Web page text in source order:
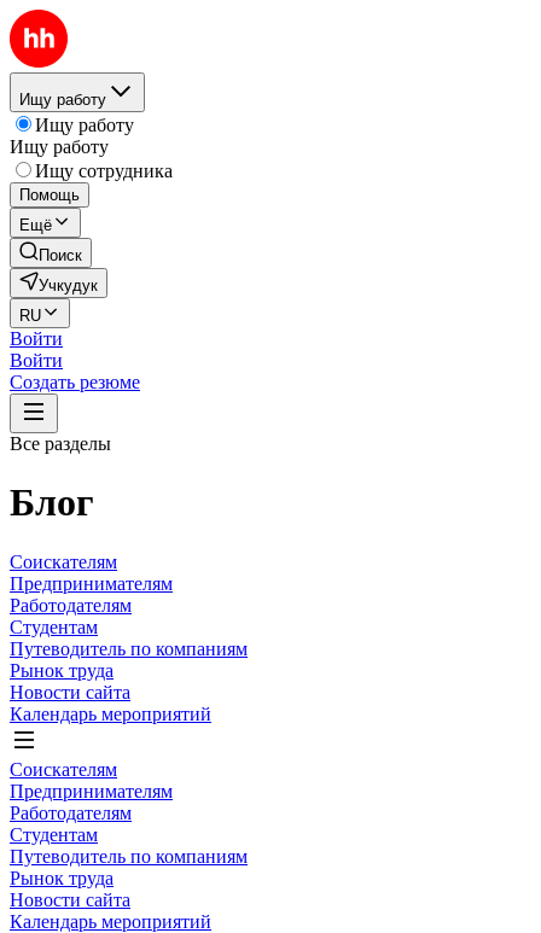
Ищу работу
Ищу работу
Ищу работу
Ищу сотрудника
Помощь
Ещё
Поиск
Учкудук
RU
Войти
Войти
Создать резюме
Все разделы
Блог
Соискателям
Предпринимателям
Работодателям
Студентам
Путеводитель по компаниям
Рынок труда
Новости сайта
Календарь мероприятий
Соискателям
Предпринимателям
Работодателям
Студентам
Путеводитель по компаниям
Рынок труда
Новости сайта
Календарь мероприятий